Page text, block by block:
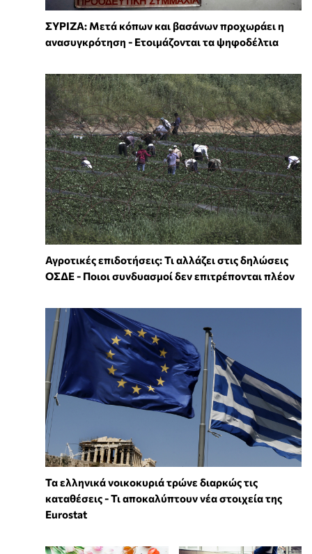
ΣΥΡΙΖΑ: Μετά κόπων και βασάνων προχωράει η
ανασυγκρότηση - Ετοιμάζονται τα ψηφοδέλτια
Αγροτικές επιδοτήσεις: Τι αλλάζει στις δηλώσεις
ΟΣΔΕ - Ποιοι συνδυασμοί δεν επιτρέπονται πλέον
Τα ελληνικά νοικοκυριά τρώνε διαρκώς τις
καταθέσεις - Τι αποκαλύπτουν νέα στοιχεία της
Eurostat